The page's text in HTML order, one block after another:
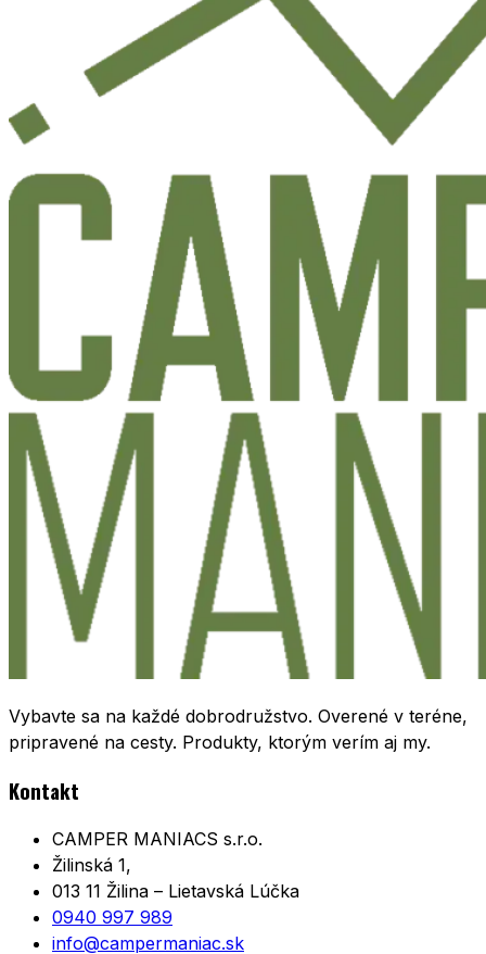
Vybavte sa na každé dobrodružstvo. Overené v teréne,
pripravené na cesty. Produkty, ktorým verím aj my.
Kontakt
CAMPER MANIACS s.r.o.
Žilinská 1,
013 11 Žilina – Lietavská Lúčka
0940 997 989
info@campermaniac.sk